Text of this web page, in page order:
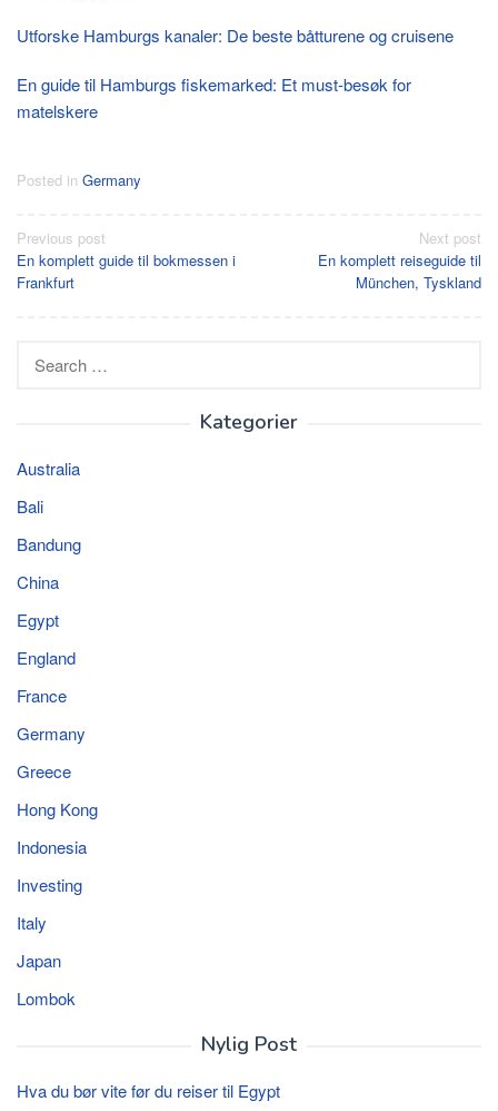
Utforske Hamburgs kanaler: De beste båtturene og cruisene
En guide til Hamburgs fiskemarked: Et must-besøk for
matelskere
Posted in Germany
Post
navigation
Previous post
En komplett guide til bokmessen i
Frankfurt
Next post
En komplett reiseguide til
München, Tyskland
Kategorier
Australia
Bali
Bandung
China
Egypt
England
France
Germany
Greece
Hong Kong
Indonesia
Investing
Italy
Japan
Lombok
Nylig Post
Hva du bør vite før du reiser til Egypt